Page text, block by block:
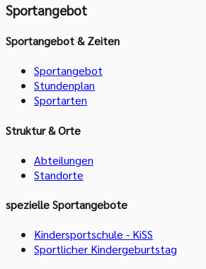
Sportangebot
Sportangebot & Zeiten
Sportangebot
Stundenplan
Sportarten
Struktur & Orte
Abteilungen
Standorte
spezielle Sportangebote
Kindersportschule - KiSS
Sportlicher Kindergeburtstag